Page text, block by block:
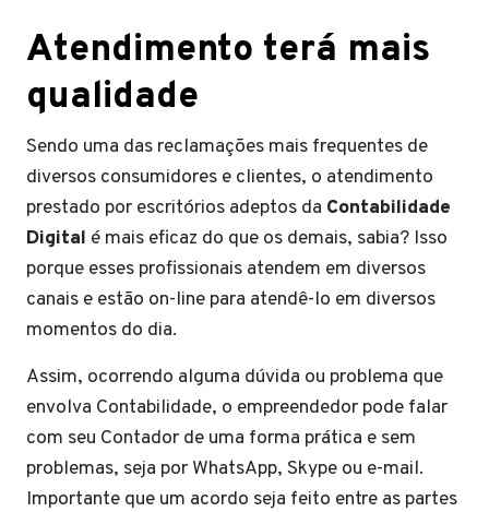
Atendimento terá mais
qualidade
Sendo uma das reclamações mais frequentes de
diversos consumidores e clientes, o atendimento
prestado por escritórios adeptos da Contabilidade
Digital é mais eficaz do que os demais, sabia? Isso
porque esses profissionais atendem em diversos
canais e estão on-line para atendê-lo em diversos
momentos do dia.
Assim, ocorrendo alguma dúvida ou problema que
envolva Contabilidade, o empreendedor pode falar
com seu Contador de uma forma prática e sem
problemas, seja por WhatsApp, Skype ou e-mail.
Importante que um acordo seja feito entre as partes